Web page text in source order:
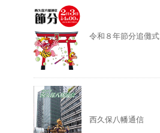
令和８年節分追儺式
西久保八幡通信